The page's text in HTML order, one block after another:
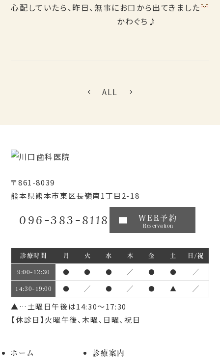
心配していたら、昨日、無事にお口から出てきました
かわぐち♪
ALL
〒861-8039
熊本県熊本市東区長嶺南1丁目2-18
096-383-8118 WEB予約
Reservation
診療時間 月 火 水 木 金 土 日/祝
9:00~12:30 ● ● ● ／ ● ● ／
14:30~19:00 ● ／ ● ／ ● ▲ ／
▲…土曜日午後は14:30～17:30
【休診日】火曜午後、木曜、日曜、祝日
ホーム
診療案内